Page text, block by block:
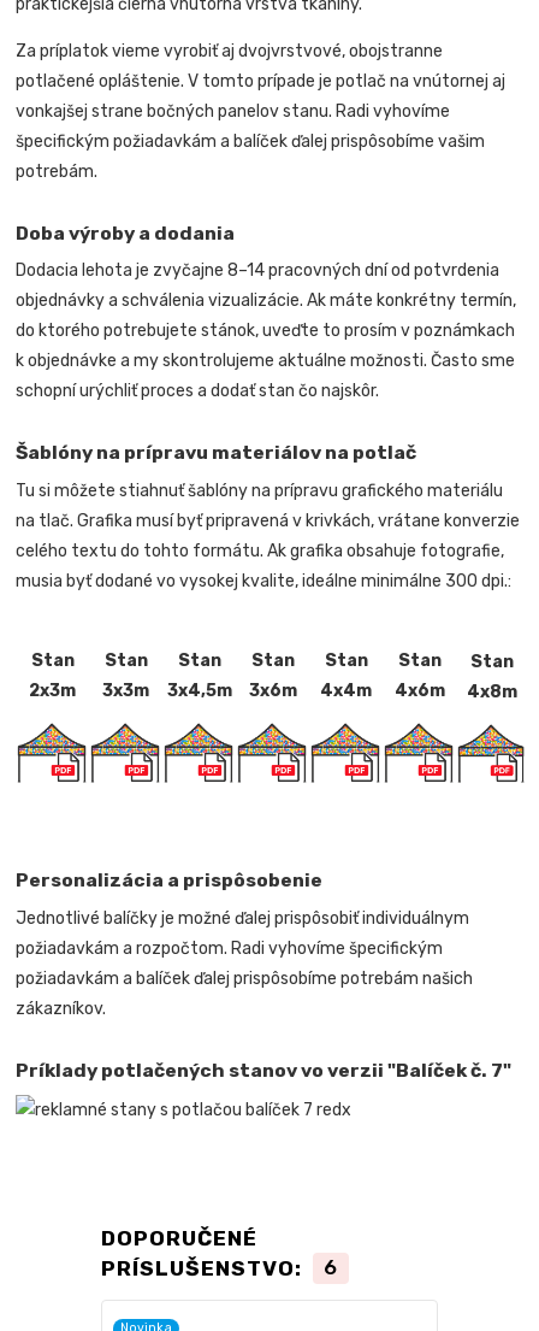
Za príplatok vieme vyrobiť aj dvojvrstvové, obojstranne
potlačené opláštenie. V tomto prípade je potlač na vnútornej aj
vonkajšej strane bočných panelov stanu. Radi vyhovíme
špecifickým požiadavkám a balíček ďalej prispôsobíme vašim
potrebám.
Doba výroby a dodania
Dodacia lehota je zvyčajne 8–14 pracovných dní od potvrdenia
objednávky a schválenia vizualizácie. Ak máte konkrétny termín,
do ktorého potrebujete stánok, uveďte to prosím v poznámkach
k objednávke a my skontrolujeme aktuálne možnosti. Často sme
schopní urýchliť proces a dodať stan čo najskôr.
Šablóny na prípravu materiálov na potlač
Tu si môžete stiahnuť šablóny na prípravu grafického materiálu
na tlač. Grafika musí byť pripravená v krivkách, vrátane konverzie
celého textu do tohto formátu. Ak grafika obsahuje fotografie,
musia byť dodané vo vysokej kvalite, ideálne minimálne 300 dpi.:
Stan
2x3m
Stan
3x3m
Stan
3x4,5m
Stan
3x6m
Stan
4x4m
Stan
4x6m
Stan
4x8m
Personalizácia a prispôsobenie
Jednotlivé balíčky je možné ďalej prispôsobiť individuálnym
požiadavkám a rozpočtom. Radi vyhovíme špecifickým
požiadavkám a balíček ďalej prispôsobíme potrebám našich
zákazníkov.
Príklady potlačených stanov vo verzii "Balíček č. 7"
DOPORUČENÉ
PRÍSLUŠENSTVO:
6